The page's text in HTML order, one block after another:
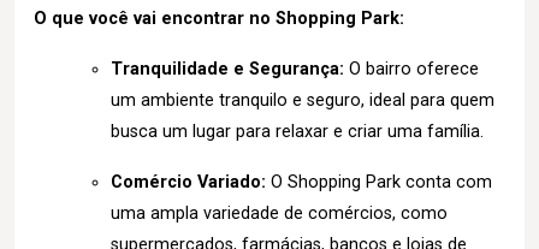
O que você vai encontrar no Shopping Park:
Tranquilidade e Segurança: O bairro oferece
um ambiente tranquilo e seguro, ideal para quem
busca um lugar para relaxar e criar uma família.
Comércio Variado: O Shopping Park conta com
uma ampla variedade de comércios, como
supermercados, farmácias, bancos e lojas de